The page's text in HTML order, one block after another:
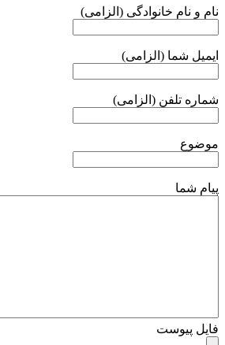
نام و نام خانوادگی (الزامی)
ایمیل شما (الزامی)
شماره تلفن (الزامی)
موضوع
پیام شما
فایل پیوست